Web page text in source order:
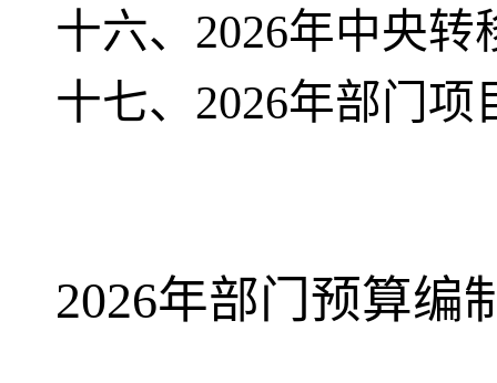
十六、2026年中央
十七、2026年部门
2026年部门预算编